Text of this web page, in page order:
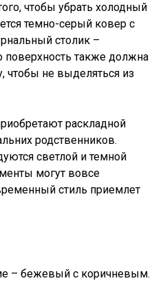
чтобы убрать холодный
темно-серый ковер с
столик –
поверхность также должна
чтобы не выделяться из
раскладной
родственников.
светлой и темной
могут вовсе
стиль приемлет
– бежевый с коричневым.